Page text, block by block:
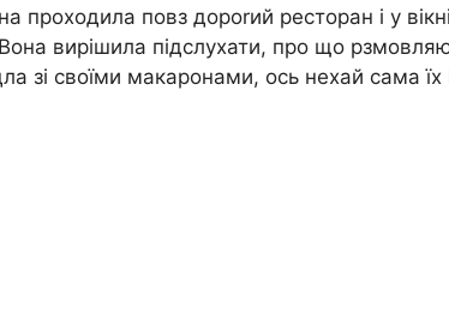
проходила повз дороrий ресторан і у
вирішила підслухати, про що
зі своїми макаронами, ось нехай сама їх